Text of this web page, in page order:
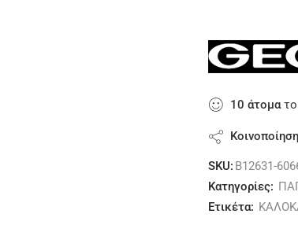
10 άτοματο
Κοινοποίηση
SKU: B12631-
Κατηγορίες:
Ετικέτα: